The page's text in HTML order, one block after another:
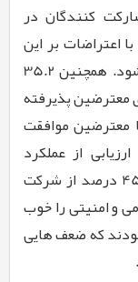
کنندگان در
اعتراضات بر این
همچنین35.2
معترضین پذیرفته
معترضین موافقت
از عملکرد
درصد از شرکت
و امنیتی را خوب
که ضعف هایی